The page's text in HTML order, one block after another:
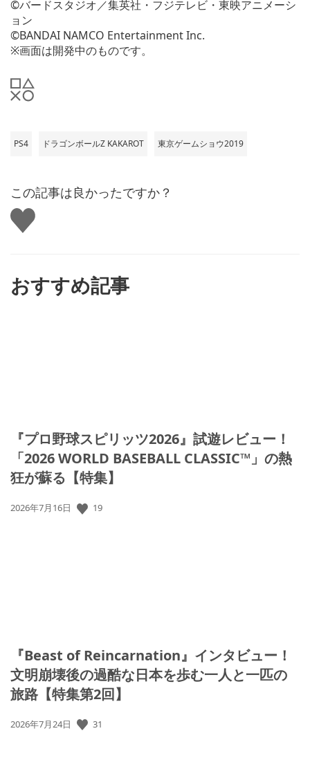
©バードスタジオ／集英社・フジテレビ・東映アニメーシ
ョン
©BANDAI NAMCO Entertainment Inc.
※画面は開発中のものです。
PS4 ドラゴンボールZ KAKAROT 東京ゲームショウ2019
この記事は良かったですか？
い
い
おすすめ記事
『プロ野球スピリッツ2026』試遊レビュー！
「2026 WORLD BASEBALL CLASSIC™」の熱
狂が蘇る【特集】
公
2026年7月16日 19
『Beast of Reincarnation』インタビュー！
文明崩壊後の過酷な日本を歩む一人と一匹の
旅路【特集第2回】
公
2026年7月24日 31